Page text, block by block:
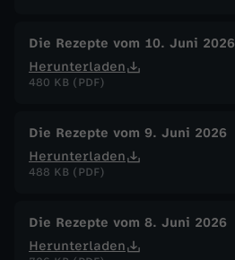
Die Rezepte vom 10. Juni 2026
Herunterladen
480 KB (PDF)
Die Rezepte vom 9. Juni 2026
Herunterladen
488 KB (PDF)
Die Rezepte vom 8. Juni 2026
Herunterladen